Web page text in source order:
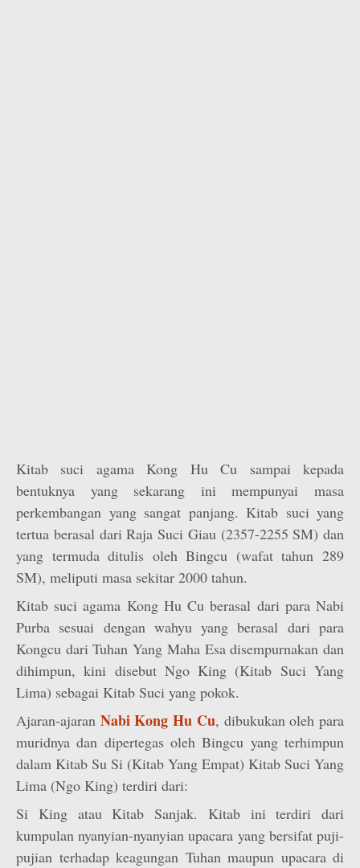
Kitab suci agama Kong Hu Cu sampai kepada
bentuknya yang sekarang ini mempunyai masa
perkembangan yang sangat panjang. Kitab suci yang
tertua berasal dari Raja Suci Giau (2357-2255 SM) dan
yang termuda ditulis oleh Bingcu (wafat tahun 289
SM), meliputi masa sekitar 2000 tahun.
Kitab suci agama Kong Hu Cu berasal dari para Nabi
Purba sesuai dengan wahyu yang berasal dari para
Kongcu dari Tuhan Yang Maha Esa disempurnakan dan
dihimpun, kini disebut Ngo King (Kitab Suci Yang
Lima) sebagai Kitab Suci yang pokok.
Ajaran-ajaran Nabi Kong Hu Cu, dibukukan oleh para
muridnya dan dipertegas oleh Bingcu yang terhimpun
dalam Kitab Su Si (Kitab Yang Empat) Kitab Suci Yang
Lima (Ngo King) terdiri dari:
Si King atau Kitab Sanjak. Kitab ini terdiri dari
kumpulan nyanyian-nyanyian upacara yang bersifat puji-
pujian terhadap keagungan Tuhan maupun upacara di